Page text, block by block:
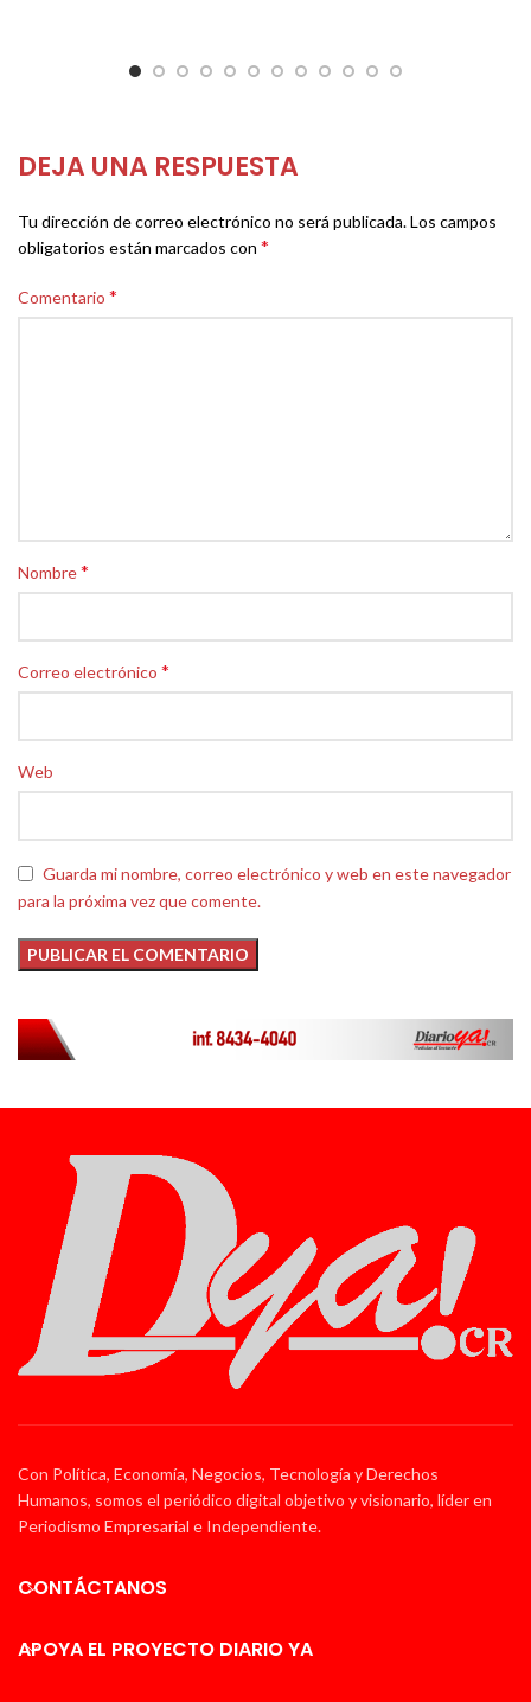
DEJA UNA RESPUESTA
Tu dirección de correo electrónico no será publicada.Los campos
obligatorios están marcados con *
Comentario *
Nombre*
Correo electrónico *
Web
Guarda mi nombre, correo electrónico y web en este navegador
para la próxima vez que comente.
Con Política, Economía, Negocios, Tecnología y Derechos
Humanos, somos el periódico digital objetivo y visionario, líder en
Periodismo Empresarial e Independiente.
CONTÁCTANOS
APOYA EL PROYECTO DIARIO YA